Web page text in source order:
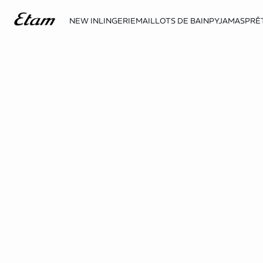
NEW INLINGERIEMAILLOTS DE BAINPYJAMAS